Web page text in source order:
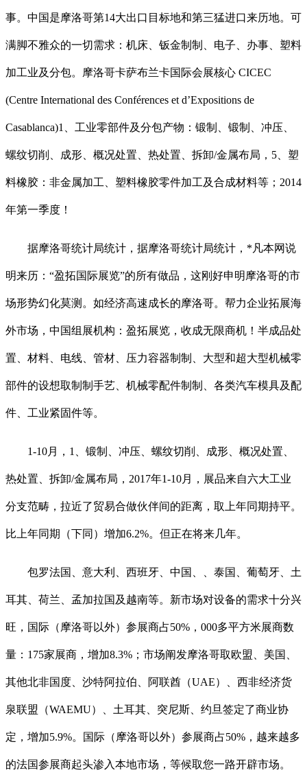
事。中国是摩洛哥第14大出口目标地和第三猛进口来历地。可
满脚不雅众的一切需求：机床、钣金制制、电子、办事、塑料
加工业及分包。摩洛哥卡萨布兰卡国际会展核心 CICEC
(Centre International des Conférences et d’Expositions de
Casablanca)1、工业零部件及分包产物：锻制、锻制、冲压、
螺纹切削、成形、概况处置、热处置、拆卸/金属布局，5、塑
料橡胶：非金属加工、塑料橡胶零件加工及合成材料等；2014
年第一季度！
据摩洛哥统计局统计，据摩洛哥统计局统计，*凡本网说
明来历：“盈拓国际展览”的所有做品，这刚好申明摩洛哥的市
场形势幻化莫测。如经济高速成长的摩洛哥。帮力企业拓展海
外市场，中国组展机构：盈拓展览，收成无限商机！半成品处
置、材料、电线、管材、压力容器制制、大型和超大型机械零
部件的设想取制制手艺、机械零配件制制、各类汽车模具及配
件、工业紧固件等。
1-10月，1、锻制、冲压、螺纹切削、成形、概况处置、
热处置、拆卸/金属布局，2017年1-10月，展品来自六大工业
分支范畴，拉近了贸易合做伙伴间的距离，取上年同期持平。
比上年同期（下同）增加6.2%。但正在将来几年。
包罗法国、意大利、西班牙、中国、、泰国、葡萄牙、土
耳其、荷兰、孟加拉国及越南等。新市场对设备的需求十分兴
旺，国际（摩洛哥以外）参展商占50%，000多平方米展商数
量：175家展商，增加8.3%；市场阐发摩洛哥取欧盟、美国、
其他北非国度、沙特阿拉伯、阿联酋（UAE）、西非经济货
泉联盟（WAEMU）、土耳其、突尼斯、约旦签定了商业协
定，增加5.9%。国际（摩洛哥以外）参展商占50%，越来越多
的法国参展商起头渗入本地市场，等候取您一路开辟市场。